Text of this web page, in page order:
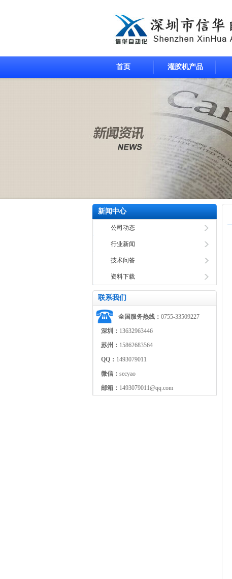
首页 灌胶机产品
新闻中心
公司动态
行业新闻
技术问答
资料下载
联系我们
全国服务热线： 0755-33509227
深圳： 13632963446
苏州： 15862683564
QQ： 1493079011
微信： secyao
邮箱： 1493079011@qq.com